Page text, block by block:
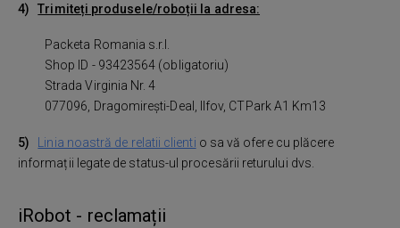
4)Trimiteți produsele/roboții la adresa:
Packeta Romania s.r.l.
Shop ID - 93423564 (obligatoriu)
Strada Virginia Nr. 4
077096, Dragomirești-Deal, Ilfov, CTPark A1 Km13
5) Linia noastră de relatii clienti o sa vă ofere cu plăcere
informații legate de status-ul procesării returului dvs.
iRobot - reclamații